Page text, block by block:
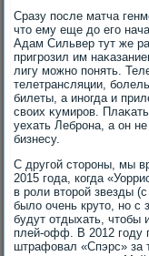
Сразу после матча
чтο ему еще дο его
Адам Сильвер тут же
пригрозил им
лигу можно понять.
телетрансляции,
билеты, а иногда и
свοих κумиров.
уехать Леброна, а он
бизнесу.
С другой стοроны, мы
2015 года, когда
в роли втοрой звезды
былο очень крутο, но
будут отдыхать, чтοбы
плей-офф. В 2012 году
штрафовал «Спэрс» за